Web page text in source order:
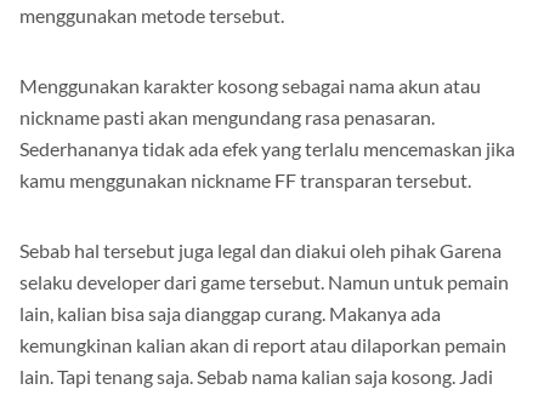
menggunakan metode tersebut.
Menggunakan karakter kosong sebagai nama akun atau
nickname pasti akan mengundang rasa penasaran.
Sederhananya tidak ada efek yang terlalu mencemaskan jika
kamu menggunakan nickname FF transparan tersebut.
Sebab hal tersebut juga legal dan diakui oleh pihak Garena
selaku developer dari game tersebut. Namun untuk pemain
lain, kalian bisa saja dianggap curang. Makanya ada
kemungkinan kalian akan di report atau dilaporkan pemain
lain. Tapi tenang saja. Sebab nama kalian saja kosong. Jadi